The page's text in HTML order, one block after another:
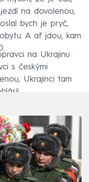
na dovolenou,
bych je pryč,
A ať jdou, kam
na Ukrajinu
s českými
Ukrajinci tam